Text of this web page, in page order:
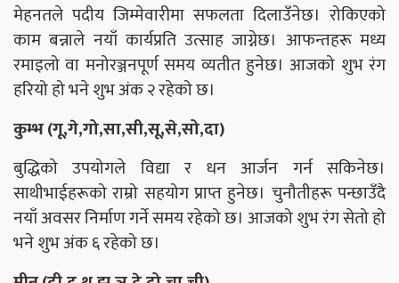
मेहनतले पदीय जिम्मेवारीमा सफलता दिलाउँनेछ। रोकिएको
काम बन्नाले नयाँ कार्यप्रति उत्साह जाग्नेछ। आफन्तहरू मध्य
रमाइलो वा मनोरञ्जनपूर्ण समय व्यतीत हुनेछ। आजको शुभ रंग
हरियो हो भने शुभ अंक २ रहेको छ।
कुम्भ (गू,गे,गो,सा,सी,सू,से,सो,दा)
बुद्धिको उपयोगले विद्या र धन आर्जन गर्न सकिनेछ।
साथीभाईहरूको राम्रो सहयोग प्राप्त हुनेछ। चुनौतीहरू पन्छाउँदै
नयाँ अवसर निर्माण गर्ने समय रहेको छ। आजको शुभ रंग सेतो हो
भने शुभ अंक ६ रहेको छ।